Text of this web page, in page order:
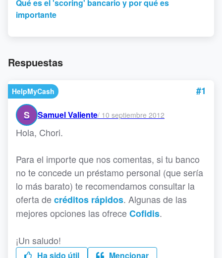
Qué es el 'scoring' bancario y por qué es
importante
Respuestas
HelpMyCash
#1
S
Samuel Valiente/ 10 septiembre 2012
Hola, Chori.
Para el importe que nos comentas, si tu banco
no te concede un préstamo personal (que sería
lo más barato) te recomendamos consultar la
oferta decréditos rápidos. Algunas de las
mejores opciones las ofreceCofidis.
¡Un saludo!
Ha sido útil Mencionar